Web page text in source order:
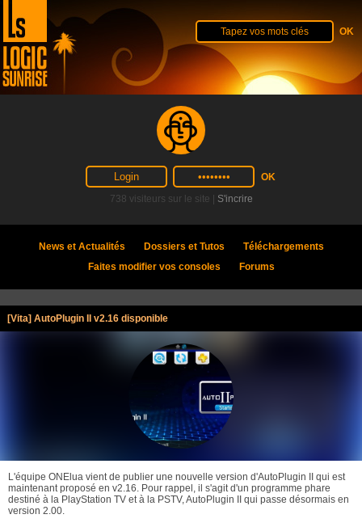
738 visiteurs sur le site | S'incrire
News et Actualités Dossiers et Tutos
Téléchargements
Faites modifier vos consoles
Forums
[Vita] AutoPlugin II v2.16 disponible
L'équipe ONElua vient de publier une nouvelle version d'AutoPlugin II qui est
maintenant proposé en v2.16. Pour rappel, il s'agit d'un programme phare
destiné à la PlayStation TV et à la PSTV, AutoPlugin II qui passe désormais en
version 2.00.